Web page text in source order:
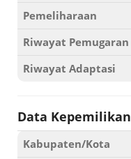
Pemeliharaan
Riwayat Pemugaran
Riwayat Adaptasi
Data Kepemilikan
Kabupaten/Kota